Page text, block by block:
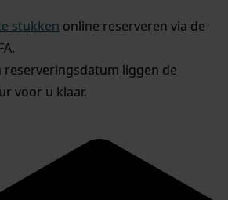
stukken online reserveren via de
reserveringsdatum liggen de
voor u klaar.